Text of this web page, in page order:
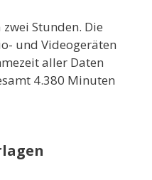
Stunden. Die
und Videogeräten
aller Daten
4.380 Minuten